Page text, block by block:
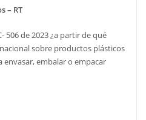
– RT
506 de 2023 ¿a partir de qué
sobre productos plásticos
embalar o empacar